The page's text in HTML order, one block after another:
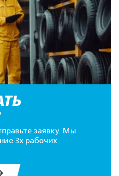
заявку. Мы
3х рабочих